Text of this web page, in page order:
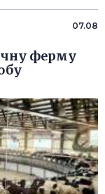
07.08
ферму